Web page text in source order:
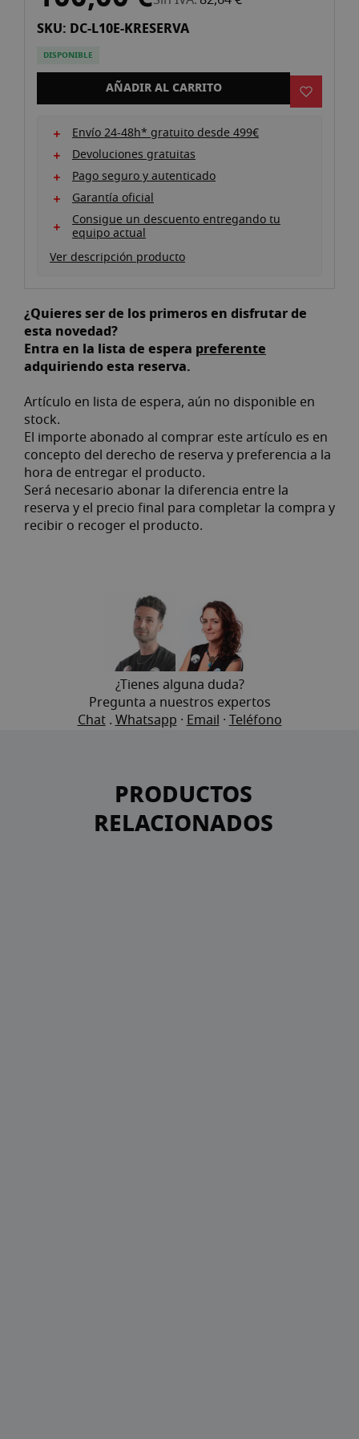
de
galería
imágenes
SKU: DC-L10E-KRESERVA
DISPONIBLE
AÑADIR AL CARRITO
Envío 24-48h* gratuito desde 499€
Devoluciones gratuitas
Pago seguro y autenticado
Garantía oficial
Consigue un descuento entregando tu
equipo actual
Ver descripción producto
¿Quieres ser de los primeros en disfrutar de
esta novedad?
Entra en la lista de espera preferente
adquiriendo esta reserva.
Artículo en lista de espera, aún no disponible en
stock.
El importe abonado al comprar este artículo es en
concepto del derecho de reserva y preferencia a la
hora de entregar el producto.
Será necesario abonar la diferencia entre la
reserva y el precio final para completar la compra y
recibir o recoger el producto.
¿Tienes alguna duda?
Pregunta a nuestros expertos
Chat.Whatsapp ·Email ·Teléfono
PRODUCTOS
RELACIONADOS